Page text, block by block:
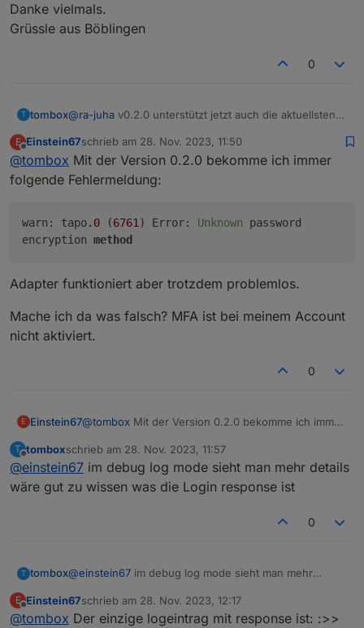
Danke vielmals.
Grüssle aus Böblingen
0
T tombox@ra-juha v0.2.0 unterstützt jetzt auch die aktuellsten
E
Offline
Einstein67schrieb am 28. Nov. 2023, 11:50
zuletzt editiert von
@tombox Mit der Version 0.2.0 bekomme ich immer
folgende Fehlermeldung:
warn: tapo.0 (6761 ) Error: Unknown password
encryption method
Adapter funktioniert aber trotzdem problemlos.
Mache ich da was falsch? MFA ist bei meinem Account
nicht aktiviert.
0
E Einstein67@tombox Mit der Version 0.2.0 bekomme ich immer
Adapter funktioniert aber trotzdem problemlos.
T
Offline
tomboxschrieb am 28. Nov. 2023, 11:57
zuletzt editiert von
@einstein67 im debug log mode sieht man mehr details
wäre gut zu wissen was die Login response ist
0
T tombox@einstein67 im debug log mode sieht man mehr
E
Offline
Einstein67schrieb am 28. Nov. 2023, 12:17
zuletzt editiert von
@tombox Der einzige logeintrag mit response ist: :>>